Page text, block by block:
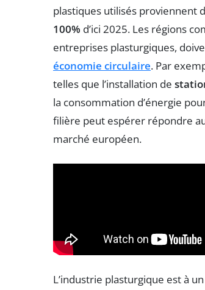
plastiques utilisés proviennent
100% d’ici 2025. Les régions
entreprises plasturgiques,
économie circulaire. Par
telles que l’installation de
la consommation d’énergie
filière peut espérer répondre
marché européen.
L’industrie plasturgique est à